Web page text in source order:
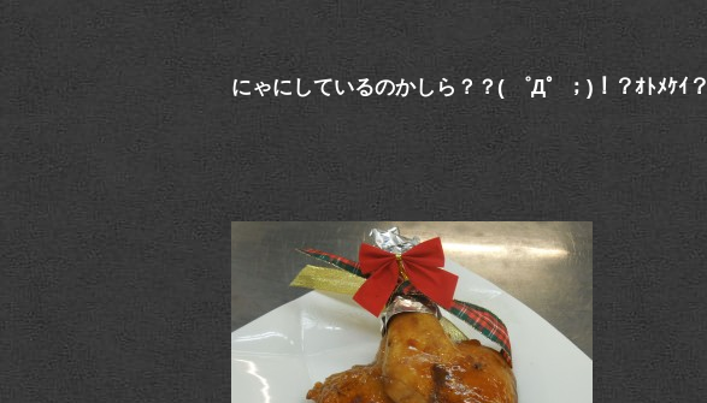
にゃにしているのかしら？？( ゜Д゜；)！？ｵﾄﾒｹｲ？